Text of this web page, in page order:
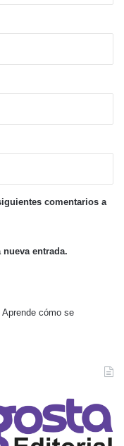
comentarios a
entrada.
Aprende cómo se